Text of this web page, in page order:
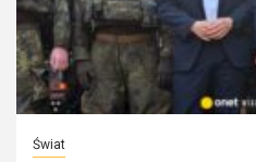
Świat